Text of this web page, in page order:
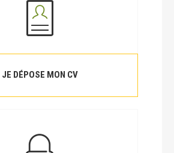
JE DÉPOSE MON CV